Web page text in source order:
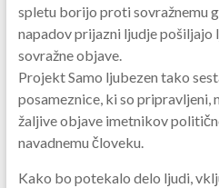
spletu borijo proti sovražnemu
napadov prijazni ljudje pošiljajo
sovražne objave.
Projekt Samo ljubezen tako
posameznice, ki so pripravljeni,
žaljive objave imetnikov
navadnemu človeku.
Kako bo potekalo delo ljudi,